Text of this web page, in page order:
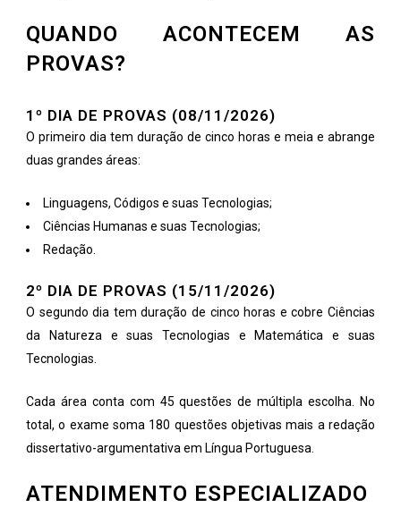
QUANDO ACONTECEM AS
PROVAS?
1º DIA DE PROVAS (08/11/2026)
O primeiro dia tem duração de cinco horas e meia e abrange
duas grandes áreas:
Linguagens, Códigos e suas Tecnologias;
Ciências Humanas e suas Tecnologias;
Redação.
2º DIA DE PROVAS (15/11/2026)
O segundo dia tem duração de cinco horas e cobre Ciências
da Natureza e suas Tecnologias e Matemática e suas
Tecnologias.
Cada área conta com 45 questões de múltipla escolha. No
total, o exame soma 180 questões objetivas mais a redação
dissertativo-argumentativa em Língua Portuguesa.
ATENDIMENTO ESPECIALIZADO